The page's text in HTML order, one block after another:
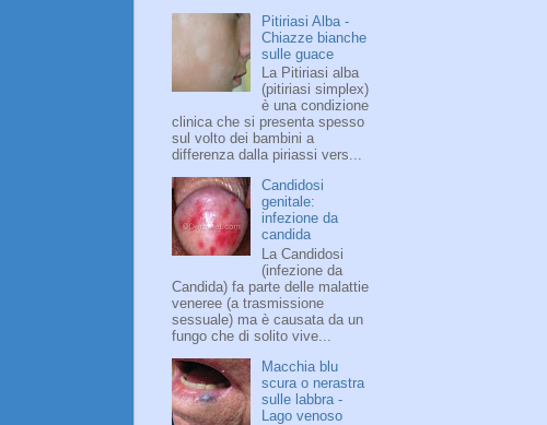
Pitiriasi Alba -
Chiazze bianche
sulle guace
La Pitiriasi alba
(pitiriasi simplex)
è una condizione
clinica che si presenta spesso
sul volto dei bambini a
differenza dalla piriassi vers...
Candidosi
genitale:
infezione da
candida
La Candidosi
(infezione da
Candida) fa parte delle malattie
veneree (a trasmissione
sessuale) ma è causata da un
fungo che di solito vive...
Macchia blu
scura o nerastra
sulle labbra -
Lago venoso